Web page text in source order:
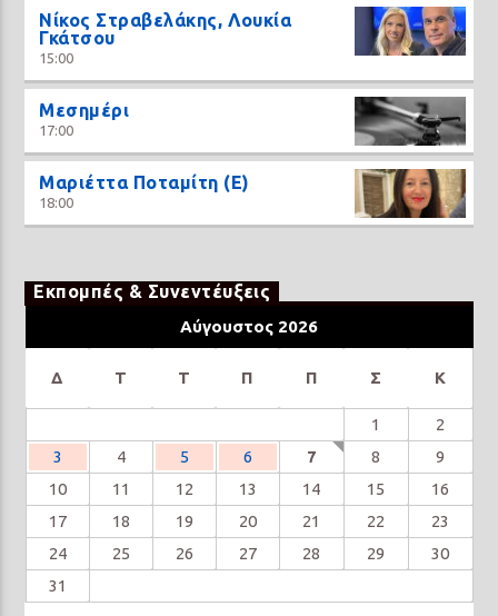
Νίκος Στραβελάκης, Λουκία
Γκάτσου
15:00
Μεσημέρι
17:00
Μαριέττα Ποταμίτη (Ε)
18:00
Εκπομπές & Συνεντέυξεις
Αύγουστος 2026
Δ Τ Τ Π Π Σ Κ
1
2
3
4 5 6 7 8
9
10
11 12 13 14 15
16
17
18 19 20 21 22
23
24
25 26 27 28 29
30
31